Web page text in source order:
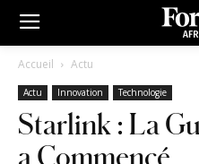
Accueil Actu
Actu Innovation Technologie
Starlink : La
a Commencé